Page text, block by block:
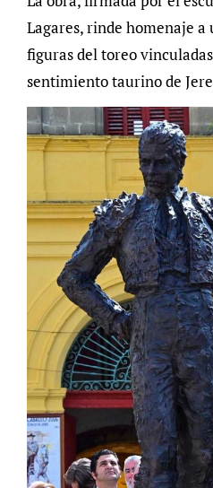
Lagares, rinde homenaje a
figuras del toreo
sentimiento taurino de